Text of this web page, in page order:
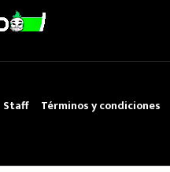
Staff Términos y condiciones